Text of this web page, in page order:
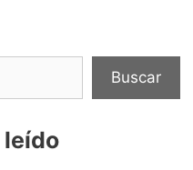
Buscar
leído